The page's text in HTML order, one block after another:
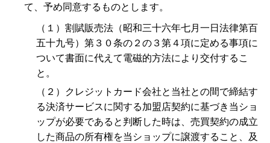
て、予め同意するものとします。
（１）割賦販売法（昭和三十六年七月一日法律第百
五十九号）第３０条の２の３第４項に定める事項に
ついて書面に代えて電磁的方法により交付するこ
と。
（２）クレジットカード会社と当社との間で締結す
る決済サービスに関する加盟店契約に基づき当ショ
ップが必要であると判断した時は、売買契約の成立
した商品の所有権を当ショップに譲渡すること、及